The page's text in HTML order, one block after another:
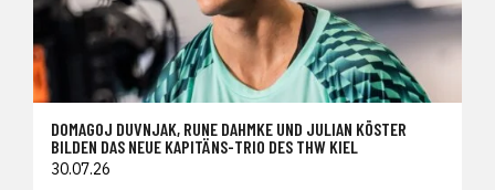
DOMAGOJ DUVNJAK, RUNE DAHMKE UND JULIAN KÖSTER
BILDEN DAS NEUE KAPITÄNS-TRIO DES THW KIEL
30.07.26